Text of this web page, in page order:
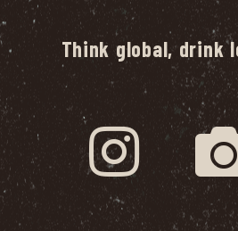
Think global, drink